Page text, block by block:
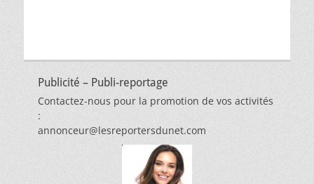
Publicité – Publi-reportage
Contactez-nous pour la promotion de vos activités
:
annonceur@lesreportersdunet.com